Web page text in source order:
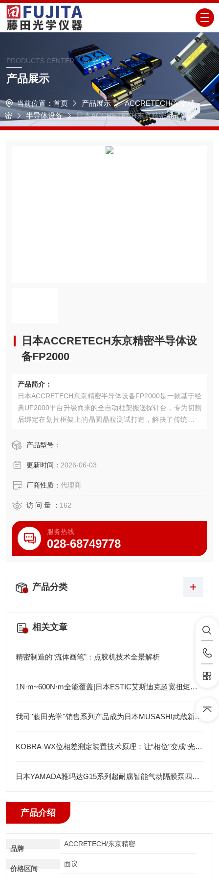
PRODUCTS CENTER
产品展示
当前位置： 首页 产品展示
ACCRETECH/东京精
密
半导体设备
日本ACCRETECH东京精密半导体设
备FP2000
日本ACCRETECH东京精密半导体设
备FP2000
产品简介：
日本ACCRETECH东京精密半导体设备FP2000是一款基于经
典UF2000平台升级而来的全自动框架搬送探针台，专为切割
后绑定在划片框架上的晶圆晶粒测试打造，解决了传统探针
分析与中小批量测试领域的主流设备，至今仍是半导体封测
产品型号：
更新时间： 2026-06-03
厂商性质： 代理商
访 问 量 ： 162
服务热线
028-68749778
产品分类
相关文章
精密制造的“流体画笔”：点胶机技术全景解析
1N·m~600N·m全能覆盖|日本ESTIC艾斯迪克超宽扭矩弯头枪
我司''藤田光学''销售系列产品成为日本MUSASHI武蔵新的代理店
KOBRA-WX位相差測定装置技术原理：让“相位”变成“光强”
日本YAMADA雅玛达G15系列超耐腐智能气动隔膜泵四川代理店
产品介绍
品牌
ACCRETECH/东京精密
价格区间
面议